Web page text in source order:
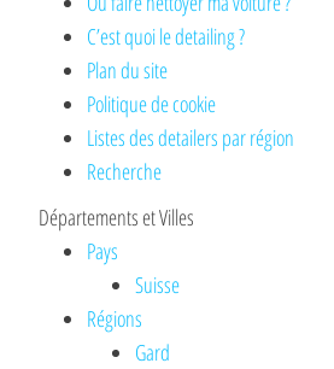
C’est quoi le detailing ?
Plan du site
Politique de cookie
Listes des detailers par région
Recherche
Départements et Villes
Pays
Suisse
Régions
Gard